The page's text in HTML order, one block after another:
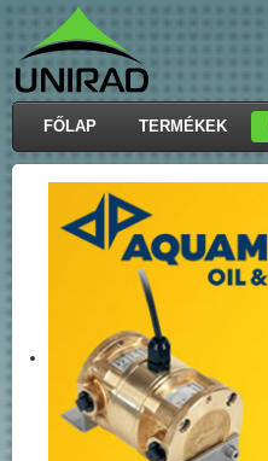
FŐLAP TERMÉKEK